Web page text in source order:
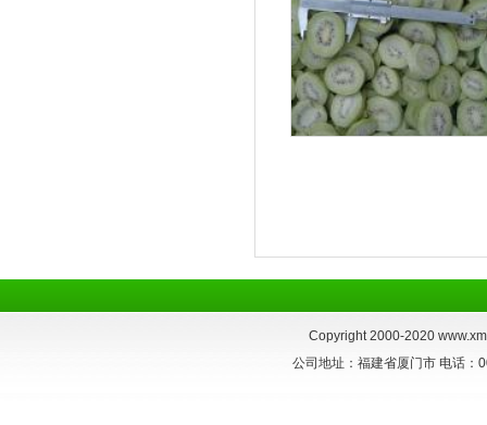
Copyright 2000-2020
公司地址：福建省厦门市 电话